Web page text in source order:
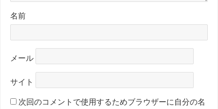
名前
メール
サイト
次回のコメントで使用するためブラウザーに自分の名